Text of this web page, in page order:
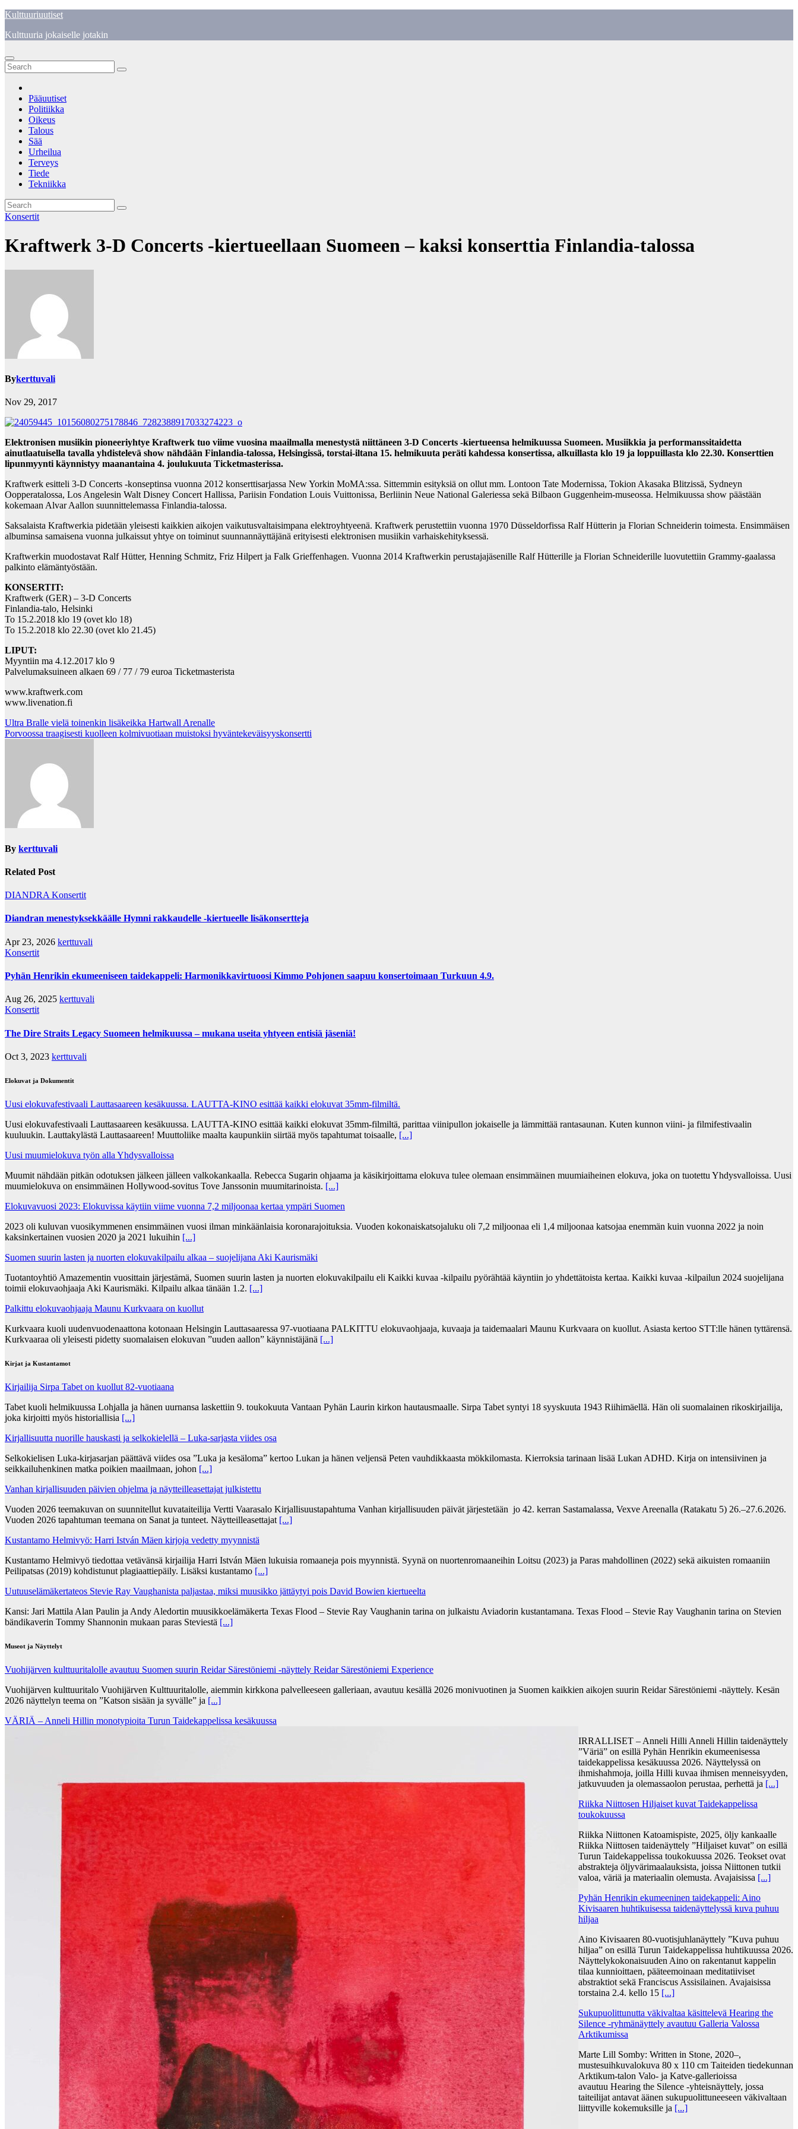
Skip
content
Kulttuuriuutiset
Kulttuuria jokaiselle jotakin
Pääuutiset
Politiikka
Oikeus
Talous
Sää
Urheilua
Terveys
Tiede
Tekniikka
Konsertit
Kraftwerk 3-D Concerts -kiertueellaan Suomeen – kaksi konserttia Finlandia-talossa
Bykerttuvali
Nov 29, 2017
Elektronisen musiikin pioneeriyhtye Kraftwerk tuo viime vuosina maailmalla menestystä niittäneen 3-D Concerts -kiertueensa helmikuussa Suomeen. Musiikkia ja performanssitaidetta
ainutlaatuisella tavalla yhdistelevä show nähdään Finlandia-talossa, Helsingissä, torstai-iltana 15. helmikuuta peräti kahdessa konsertissa, alkuillasta klo 19 ja loppuillasta klo 22.30. Konserttien
lipunmyynti käynnistyy maanantaina 4. joulukuuta Ticketmasterissa.
Kraftwerk esitteli 3-D Concerts -konseptinsa vuonna 2012 konserttisarjassa New Yorkin MoMA:ssa. Sittemmin esityksiä on ollut mm. Lontoon Tate Modernissa, Tokion Akasaka Blitzissä, Sydneyn
Oopperatalossa, Los Angelesin Walt Disney Concert Hallissa, Pariisin Fondation Louis Vuittonissa, Berliinin Neue National Galeriessa sekä Bilbaon Guggenheim-museossa. Helmikuussa show päästään
kokemaan Alvar Aallon suunnittelemassa Finlandia-talossa.
Saksalaista Kraftwerkia pidetään yleisesti kaikkien aikojen vaikutusvaltaisimpana elektroyhtyeenä. Kraftwerk perustettiin vuonna 1970 Düsseldorfissa Ralf Hütterin ja Florian Schneiderin toimesta. Ensimmäisen
albuminsa samaisena vuonna julkaissut yhtye on toiminut suunnannäyttäjänä erityisesti elektronisen musiikin varhaiskehityksessä.
Kraftwerkin muodostavat Ralf Hütter, Henning Schmitz, Friz Hilpert ja Falk Grieffenhagen. Vuonna 2014 Kraftwerkin perustajajäsenille Ralf Hütterille ja Florian Schneiderille luovutettiin Grammy-gaalassa
palkinto elämäntyöstään.
KONSERTIT:
Kraftwerk (GER) – 3-D Concerts
Finlandia-talo, Helsinki
To 15.2.2018 klo 19 (ovet klo 18)
To 15.2.2018 klo 22.30 (ovet klo 21.45)
LIPUT:
Myyntiin ma 4.12.2017 klo 9
Palvelumaksuineen alkaen 69 / 77 / 79 euroa Ticketmasterista
www.kraftwerk.com
www.livenation.fi
Post
navigation
Ultra Bralle vielä toinenkin lisäkeikka Hartwall Arenalle
Porvoossa traagisesti kuolleen kolmivuotiaan muistoksi hyväntekeväisyyskonsertti
By kerttuvali
Related Post
DIANDRA Konsertit
Diandran menestyksekkäälle Hymni rakkaudelle -kiertueelle lisäkonsertteja
Apr 23, 2026 kerttuvali
Konsertit
Pyhän Henrikin ekumeeniseen taidekappeli: Harmonikkavirtuoosi Kimmo Pohjonen saapuu konsertoimaan Turkuun 4.9.
Aug 26, 2025 kerttuvali
Konsertit
The Dire Straits Legacy Suomeen helmikuussa – mukana useita yhtyeen entisiä jäseniä!
Oct 3, 2023 kerttuvali
Elokuvat ja Dokumentit
Uusi elokuvafestivaali Lauttasaareen kesäkuussa. LAUTTA-KINO esittää kaikki elokuvat 35mm-filmiltä.
Uusi elokuvafestivaali Lauttasaareen kesäkuussa. LAUTTA-KINO esittää kaikki elokuvat 35mm-filmiltä, parittaa viinipullon jokaiselle ja lämmittää rantasaunan. Kuten kunnon viini- ja filmifestivaalin
kuuluukin. Lauttakylästä Lauttasaareen! Muuttoliike maalta kaupunkiin siirtää myös tapahtumat toisaalle, [...]
Uusi muumielokuva työn alla Yhdysvalloissa
Muumit nähdään pitkän odotuksen jälkeen jälleen valkokankaalla. Rebecca Sugarin ohjaama ja käsikirjoittama elokuva tulee olemaan ensimmäinen muumiaiheinen elokuva, joka on tuotettu Yhdysvalloissa. Uusi
muumielokuva on ensimmäinen Hollywood-sovitus Tove Janssonin muumitarinoista. [...]
Elokuvavuosi 2023: Elokuvissa käytiin viime vuonna 7,2 miljoonaa kertaa ympäri Suomen
2023 oli kuluvan vuosikymmenen ensimmäinen vuosi ilman minkäänlaisia koronarajoituksia. Vuoden kokonaiskatsojaluku oli 7,2 miljoonaa eli 1,4 miljoonaa katsojaa enemmän kuin vuonna 2022 ja noin
kaksinkertainen vuosien 2020 ja 2021 lukuihin [...]
Suomen suurin lasten ja nuorten elokuvakilpailu alkaa – suojelijana Aki Kaurismäki
Tuotantoyhtiö Amazementin vuosittain järjestämä, Suomen suurin lasten ja nuorten elokuvakilpailu eli Kaikki kuvaa -kilpailu pyörähtää käyntiin jo yhdettätoista kertaa. Kaikki kuvaa -kilpailun 2024 suojelijana
toimii elokuvaohjaaja Aki Kaurismäki. Kilpailu alkaa tänään 1.2. [...]
Palkittu elokuvaohjaaja Maunu Kurkvaara on kuollut
Kurkvaara kuoli uudenvuodenaattona kotonaan Helsingin Lauttasaaressa 97-vuotiaana PALKITTU elokuvaohjaaja, kuvaaja ja taidemaalari Maunu Kurkvaara on kuollut. Asiasta kertoo STT:lle hänen tyttärensä.
Kurkvaaraa oli yleisesti pidetty suomalaisen elokuvan ”uuden aallon” käynnistäjänä [...]
Kirjat ja Kustantamot
Kirjailija Sirpa Tabet on kuollut 82-vuotiaana
Tabet kuoli helmikuussa Lohjalla ja hänen uurnansa laskettiin 9. toukokuuta Vantaan Pyhän Laurin kirkon hautausmaalle. Sirpa Tabet syntyi 18 syyskuuta 1943 Riihimäellä. Hän oli suomalainen rikoskirjailija,
joka kirjoitti myös historiallisia [...]
Kirjallisuutta nuorille hauskasti ja selkokielellä – Luka-sarjasta viides osa
Selkokielisen Luka-kirjasarjan päättävä viides osa ”Luka ja kesäloma” kertoo Lukan ja hänen veljensä Peten vauhdikkaasta mökkilomasta. Kierroksia tarinaan lisää Lukan ADHD. Kirja on intensiivinen ja
seikkailuhenkinen matka poikien maailmaan, johon [...]
Vanhan kirjallisuuden päivien ohjelma ja näytteilleasettajat julkistettu
Vuoden 2026 teemakuvan on suunnitellut kuvataiteilija Vertti Vaarasalo Kirjallisuustapahtuma Vanhan kirjallisuuden päivät järjestetään jo 42. kerran Sastamalassa, Vexve Areenalla (Ratakatu 5) 26.–27.6.2026.
Vuoden 2026 tapahtuman teemana on Sanat ja tunteet. Näytteilleasettajat [...]
Kustantamo Helmivyö: Harri István Mäen kirjoja vedetty myynnistä
Kustantamo Helmivyö tiedottaa vetävänsä kirjailija Harri István Mäen lukuisia romaaneja pois myynnistä. Syynä on nuortenromaaneihin Loitsu (2023) ja Paras mahdollinen (2022) sekä aikuisten romaaniin
Peilipatsas (2019) kohdistunut plagiaattiepäily. Lisäksi kustantamo [...]
Uutuuselämäkertateos Stevie Ray Vaughanista paljastaa, miksi muusikko jättäytyi pois David Bowien kiertueelta
Kansi: Jari Mattila Alan Paulin ja Andy Aledortin muusikkoelämäkerta Texas Flood – Stevie Ray Vaughanin tarina on julkaistu Aviadorin kustantamana. Texas Flood – Stevie Ray Vaughanin tarina on Stevien
bändikaverin Tommy Shannonin mukaan paras Steviestä [...]
Museot ja Näyttelyt
Vuohijärven kulttuuritalolle avautuu Suomen suurin Reidar Särestöniemi -näyttely Reidar Särestöniemi Experience
Vuohijärven kulttuuritalo Vuohijärven Kulttuuritalolle, aiemmin kirkkona palvelleeseen galleriaan, avautuu kesällä 2026 monivuotinen ja Suomen kaikkien aikojen suurin Reidar Särestöniemi -näyttely. Kesän
2026 näyttelyn teema on ”Katson sisään ja syvälle” ja [...]
VÄRIÄ – Anneli Hillin monotypioita Turun Taidekappelissa kesäkuussa
IRRALLISET – Anneli Hilli Anneli Hillin taidenäyttely
”Väriä” on esillä Pyhän Henrikin ekumeenisessa
taidekappelissa kesäkuussa 2026. Näyttelyssä on
ihmishahmoja, joilla Hilli kuvaa ihmisen menneisyyden,
jatkuvuuden ja olemassaolon perustaa, perhettä ja [...]
Riikka Niittosen Hiljaiset kuvat Taidekappelissa
toukokuussa
Riikka Niittonen Katoamispiste, 2025, öljy kankaalle
Riikka Niittosen taidenäyttely ”Hiljaiset kuvat” on esillä
Turun Taidekappelissa toukokuussa 2026. Teokset ovat
abstrakteja öljyvärimaalauksista, joissa Niittonen tutkii
valoa, väriä ja materiaalin olemusta. Avajaisissa [...]
Pyhän Henrikin ekumeeninen taidekappeli: Aino
Kivisaaren huhtikuisessa taidenäyttelyssä kuva puhuu
hiljaa
Aino Kivisaaren 80-vuotisjuhlanäyttely ”Kuva puhuu
hiljaa” on esillä Turun Taidekappelissa huhtikuussa 2026.
Näyttelykokonaisuuden Aino on rakentanut kappelin
tilaa kunnioittaen, pääteemoinaan meditatiiviset
abstraktiot sekä Franciscus Assisilainen. Avajaisissa
torstaina 2.4. kello 15 [...]
Sukupuolittunutta väkivaltaa käsittelevä Hearing the
Silence -ryhmänäyttely avautuu Galleria Valossa
Arktikumissa
Marte Lill Somby: Written in Stone, 2020–,
mustesuihkuvalokuva 80 x 110 cm Taiteiden tiedekunnan
Arktikum-talon Valo- ja Katve-gallerioissa
avautuu Hearing the Silence -yhteisnäyttely, jossa
taiteilijat antavat äänen sukupuolittuneeseen väkivaltaan
liittyville kokemuksille ja [...]